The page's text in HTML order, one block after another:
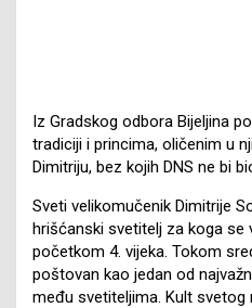
Iz Gradskog odbora Bijeljina
tradiciji i princima, oličenim u
Dimitriju, bez kojih DNS ne bi
Sveti velikomučenik Dimitrije
hrišćanski svetitelj za koga se
početkom 4. vijeka. Tokom
poštovan kao jedan od
među svetiteljima. Kult svetog